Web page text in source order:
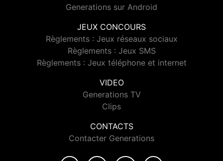
Generations sur Android
JEUX CONCOURS
Règlements : Jeux réseaux sociaux
Règlements : Jeux SMS
Règlements : Jeux téléphone et internet
VIDEO
Generations TV
Clips
CONTACTS
Contacter Generations